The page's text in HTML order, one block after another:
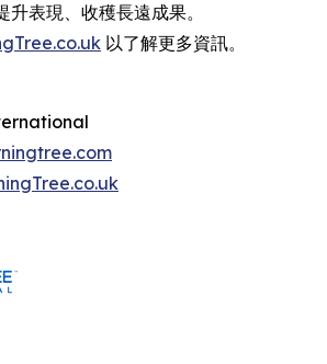
表現、收穫長遠成果。
以了解更多資訊。